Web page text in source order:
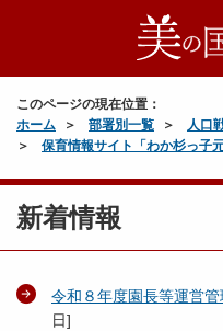
このページの現在位置：
ホーム
部署別一覧 人口
保育情報サイト「わか杉っ子
新着情報
令和８年度園長等運営
日]